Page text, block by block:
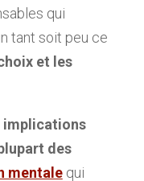
qui
tant soit peu ce
et les
implications
des
mentalequi